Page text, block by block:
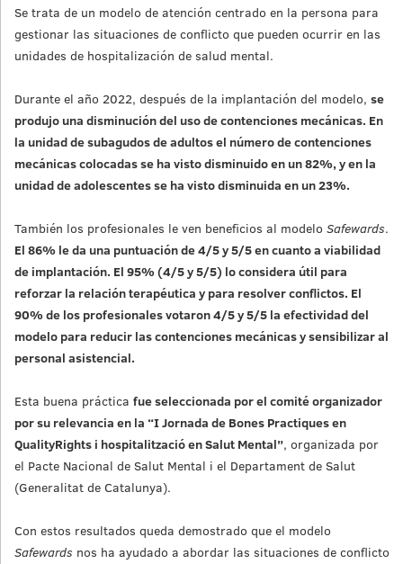
Se trata de un modelo de atención centrado en la persona para
gestionar las situaciones de conflicto que pueden ocurrir en las
unidades de hospitalización de salud mental.
Durante el año 2022, después de la implantación del modelo, se
produjo una disminución del uso de contenciones mecánicas. En
la unidad de subagudos de adultos el número de contenciones
mecánicas colocadas se ha visto disminuido en un 82%, y en la
unidad de adolescentes se ha visto disminuida en un 23%.
También los profesionales le ven beneficios al modelo Safewards.
El 86% le da una puntuación de 4/5 y 5/5 en cuanto a viabilidad
de implantación. El 95% (4/5 y 5/5) lo considera útil para
reforzar la relación terapéutica y para resolver conflictos. El
90% de los profesionales votaron 4/5 y 5/5 la efectividad del
modelo para reducir las contenciones mecánicas y sensibilizar al
personal asistencial.
Esta buena práctica fue seleccionada por el comité organizador
por su relevancia en la “I Jornada de Bones Practiques en
QualityRights i hospitalització en Salut Mental”, organizada por
el Pacte Nacional de Salut Mental i el Departament de Salut
(Generalitat de Catalunya).
Con estos resultados queda demostrado que el modelo
Safewards nos ha ayudado a abordar las situaciones de conflicto